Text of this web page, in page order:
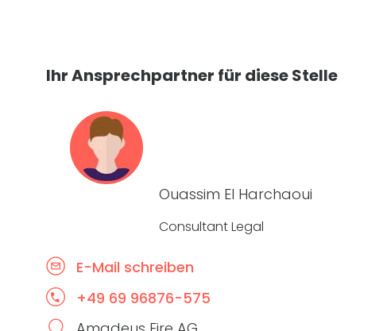
Ihr Ansprechpartner für diese Stelle
Ouassim El Harchaoui
Consultant Legal
E-Mail schreiben
+49 69 96876-575